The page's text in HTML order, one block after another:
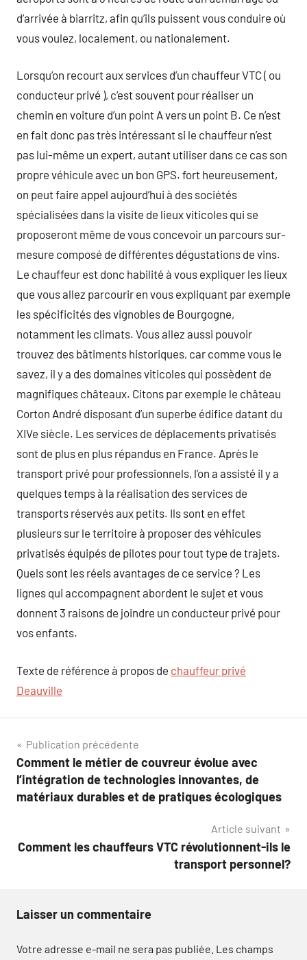
d’arrivée à biarritz, afin qu’ils puissent vous conduire où
vous voulez, localement, ou nationalement.
Lorsqu’on recourt aux services d’un chauffeur VTC ( ou
conducteur privé ), c’est souvent pour réaliser un
chemin en voiture d’un point A vers un point B. Ce n’est
en fait donc pas très intéressant si le chauffeur n’est
pas lui-même un expert, autant utiliser dans ce cas son
propre véhicule avec un bon GPS. fort heureusement,
on peut faire appel aujourd’hui à des sociétés
spécialisées dans la visite de lieux viticoles qui se
proposeront même de vous concevoir un parcours sur-
mesure composé de différentes dégustations de vins.
Le chauffeur est donc habilité à vous expliquer les lieux
que vous allez parcourir en vous expliquant par exemple
les spécificités des vignobles de Bourgogne,
notamment les climats. Vous allez aussi pouvoir
trouvez des bâtiments historiques, car comme vous le
savez, il y a des domaines viticoles qui possèdent de
magnifiques châteaux. Citons par exemple le château
Corton André disposant d’un superbe édifice datant du
XIVe siècle. Les services de déplacements privatisés
sont de plus en plus répandus en France. Après le
transport privé pour professionnels, l’on a assisté il y a
quelques temps à la réalisation des services de
transports réservés aux petits. Ils sont en effet
plusieurs sur le territoire à proposer des véhicules
privatisés équipés de pilotes pour tout type de trajets.
Quels sont les réels avantages de ce service ? Les
lignes qui accompagnent abordent le sujet et vous
donnent 3 raisons de joindre un conducteur privé pour
vos enfants.
Texte de référence à propos de chauffeur privé
Deauville
Navigation
de
l’article
Publication précédente
Comment le métier de couvreur évolue avec
l’intégration de technologies innovantes, de
matériaux durables et de pratiques écologiques
Article suivant
Comment les chauffeurs VTC révolutionnent-ils le
transport personnel?
Laisser un commentaire
Votre adresse e-mail ne sera pas publiée. Les champs